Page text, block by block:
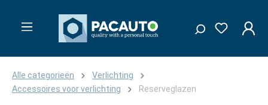
Alle categorieën
Verlichting
Accessoires voor verlichting
Reserveglazen